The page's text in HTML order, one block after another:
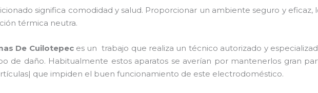
significa comodidad y salud. Proporcionar un ambiente seguro y
térmica neutra.
De Cuilotepec es un trabajo que realiza un técnico autorizado y
de daño. Habitualmente estos aparatos se averían por mantenerlos gran
que impiden el buen funcionamiento de este electrodoméstico.